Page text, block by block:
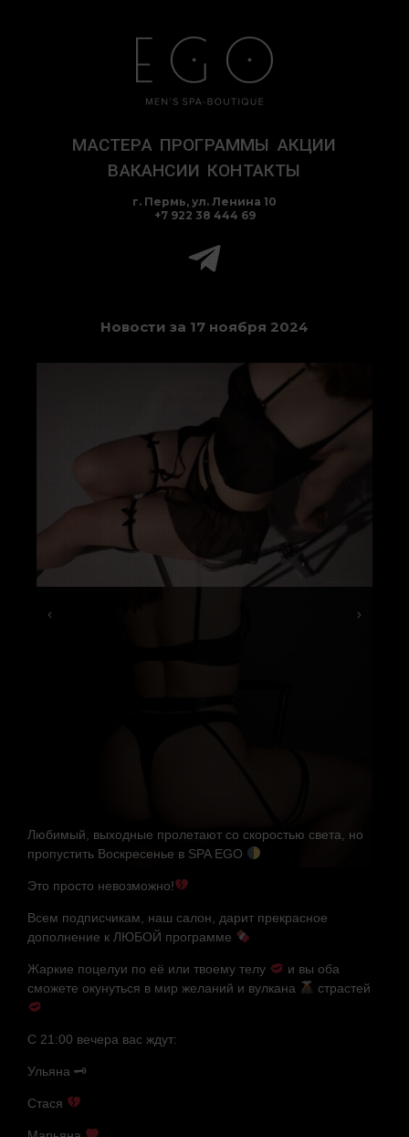
МАСТЕРА ПРОГРАММЫ АКЦИИ
ВАКАНСИИ КОНТАКТЫ
г. Пермь, ул. Ленина 10
+7 922 38 444 69
Новости за 17 ноября 2024
Любимый, выходные пролетают со скоростью света, но
пропустить Воскресенье в SPA EGO
Это просто невозможно!
Всем подписчикам, наш салон, дарит прекрасное
дополнение к ЛЮБОЙ программе
Жаркие поцелуи по её или твоему телу
и вы оба
сможете окунуться в мир желаний и вулкана
страстей
С 21:00 вечера вас ждут:
Ульяна 🗝
Стася